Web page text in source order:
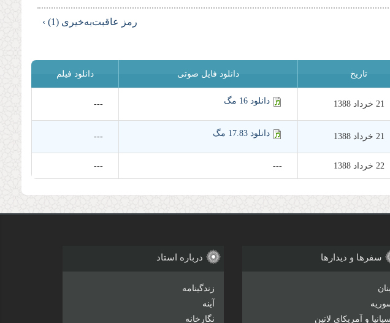
رمز عاقبت‌به‌خیری (1) ›
تاریخ دانلود فایل صوتی دانلود فیلم
21 خرداد 1388 دانلود 16 مگ ---
21 خرداد 1388 دانلود 17.83 مگ ---
22 خرداد 1388 ---
---
سفرها و دیدارها
اسپانیا و آمریکای لاتین
درباره استاد
زندگینامه
آینه
نگارخانه